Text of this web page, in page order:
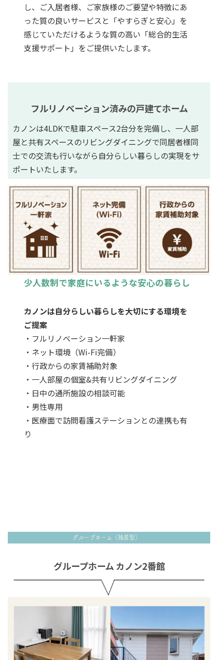
し、ご入居者様、ご家族様のご要望や特徴にあ
った質の良いサービスと「やすらぎと安心」を
感じていただけるような質の高い「総合的生活
支援サポート」をご提供いたします。
フルリノベーション済みの戸建てホーム
カノンは4LDKで駐車スペース2台分を完備し、一人部
屋と共有スペースのリビングダイニングで同居者様同
士での交流も行いながら自分らしい暮らしの実現をサ
ポートいたします。
少人数制で家庭にいるような安心の暮らし
カノンは自分らしい暮らしを大切にする環境を
ご提案
・フルリノベーション一軒家
・ネット環境（Wi-Fi完備）
・行政からの家賃補助対象
・一人部屋の個室&共有リビングダイニング
・日中の通所施設の相談可能
・男性専用
・医療面で訪問看護ステーションとの連携も有
り
グループホーム カノン2番館